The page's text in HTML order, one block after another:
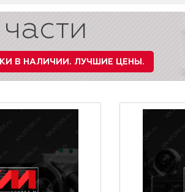
В НАЛИЧИИ. ЛУЧШИЕ ЦЕНЫ.